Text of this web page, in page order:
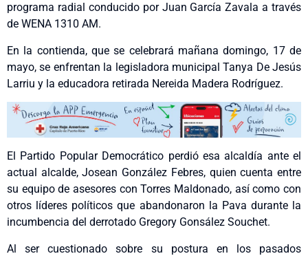
programa radial conducido por Juan García Zavala a través
de WENA 1310 AM.
En la contienda, que se celebrará mañana domingo, 17 de
mayo, se enfrentan la legisladora municipal Tanya De Jesús
Larriu y la educadora retirada Nereida Madera Rodríguez.
El Partido Popular Democrático perdió esa alcaldía ante el
actual alcalde, Josean González Febres, quien cuenta entre
su equipo de asesores con Torres Maldonado, así como con
otros líderes políticos que abandonaron la Pava durante la
incumbencia del derrotado Gregory Gonsález Souchet.
Al ser cuestionado sobre su postura en los pasados